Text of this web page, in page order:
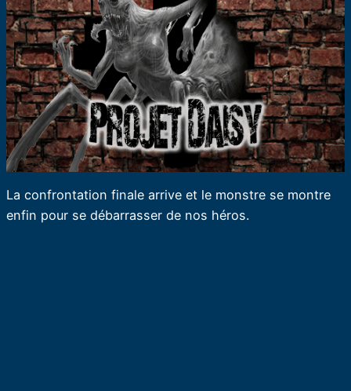
La confrontation finale arrive et le monstre se montre
enfin pour se débarrasser de nos héros.